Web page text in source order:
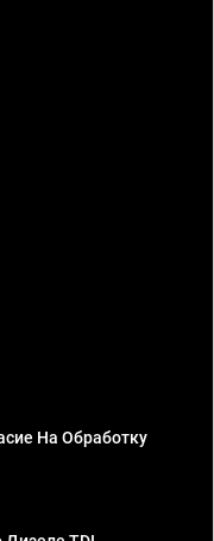
На Обработку